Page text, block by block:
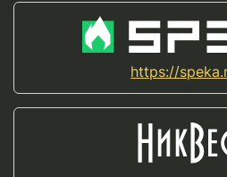
https://